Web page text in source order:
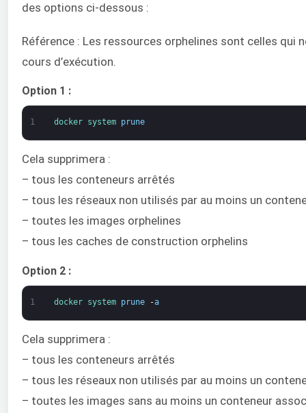
des options ci-dessous :
Référence : Les ressources orphelines sont celles qui
cours d’exécution.
Option 1 :
1 docker system prune
Cela supprimera :
– tous les conteneurs arrêtés
– tous les réseaux non utilisés par au moins un
– toutes les images orphelines
– tous les caches de construction orphelins
Option 2 :
1 docker system prune -a
Cela supprimera :
– tous les conteneurs arrêtés
– tous les réseaux non utilisés par au moins un
– toutes les images sans au moins un conteneur